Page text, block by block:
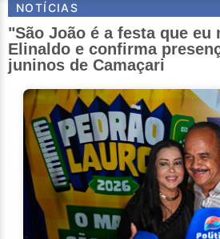
NOTÍCIAS
"São João é a festa que
Elinaldo e confirma
juninos de Camaçari